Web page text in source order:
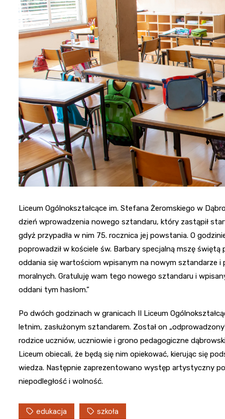
Liceum Ogólnokształcące im. Stefana Żeromskiego w
dzień wprowadzenia nowego sztandaru, który zastąpił
gdyż przypadła w nim 75. rocznica jej powstania. O
poprowadził w kościele św. Barbary specjalną mszę
oddania się wartościom wpisanym na nowym sztandarze i
moralnych. Gratuluję wam tego nowego sztandaru i
oddani tym hasłom.”
Po dwóch godzinach w granicach II Liceum
letnim, zasłużonym sztandarem. Został on
rodzice uczniów, uczniowie i grono pedagogiczne
Liceum obiecali, że będą się nim opiekować, kierując się
wiedza. Następnie zaprezentowano występ artystyczny
niepodległość i wolność.
edukacja szkoła